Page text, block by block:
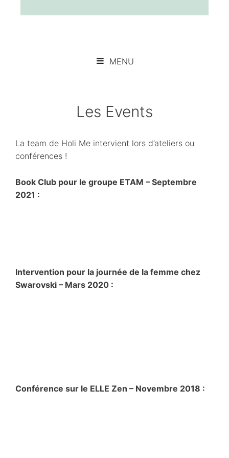
MENU
Les Events
La team de Holi Me intervient lors d’ateliers ou
conférences !
Book Club pour le groupe ETAM – Septembre
2021 :
Intervention pour la journée de la femme chez
Swarovski – Mars 2020 :
Conférence sur le ELLE Zen – Novembre 2018 :